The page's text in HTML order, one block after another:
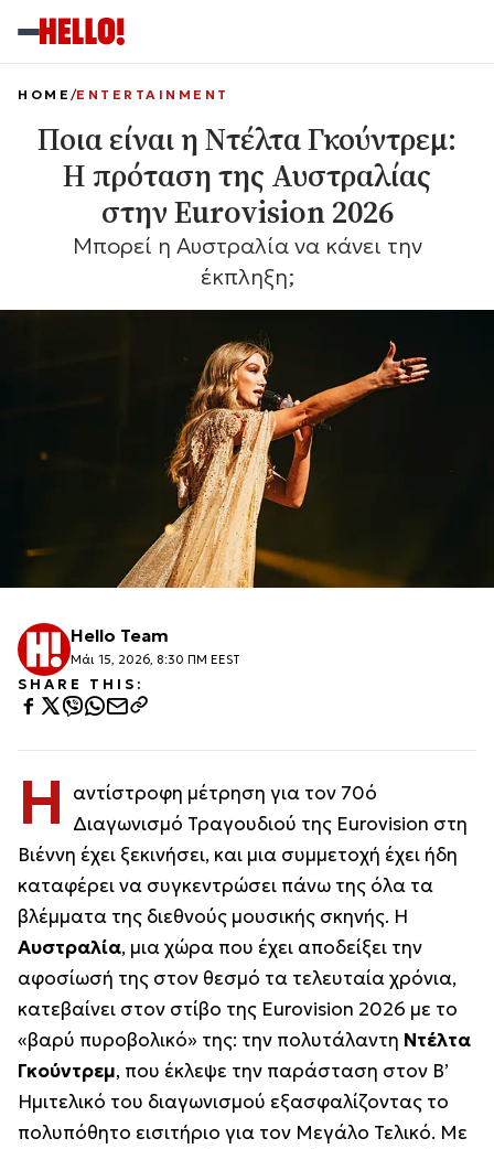
HOME ENTERTAINMENT
Ποια είναι η Ντέλτα Γκούντρεμ:
Η πρόταση της Αυστραλίας
στην Eurovision 2026
Μπορεί η Αυστραλία να κάνει την
έκπληξη;
Hello Team
Μάι 15, 2026, 8:30 ΠΜ EEST
SHARE THIS:
Η αντίστροφη μέτρηση για τον 70ό
Διαγωνισμό Τραγουδιού της Eurovision στη
Βιέννη έχει ξεκινήσει, και μια συμμετοχή έχει ήδη
καταφέρει να συγκεντρώσει πάνω της όλα τα
βλέμματα της διεθνούς μουσικής σκηνής. Η
Αυστραλία, μια χώρα που έχει αποδείξει την
αφοσίωσή της στον θεσμό τα τελευταία χρόνια,
κατεβαίνει στον στίβο της Eurovision 2026 με το
«βαρύ πυροβολικό» της: την πολυτάλαντη Ντέλτα
Γκούντρεμ, που έκλεψε την παράσταση στον Β’
Ημιτελικό του διαγωνισμού εξασφαλίζοντας το
πολυπόθητο εισιτήριο για τον Μεγάλο Τελικό. Με